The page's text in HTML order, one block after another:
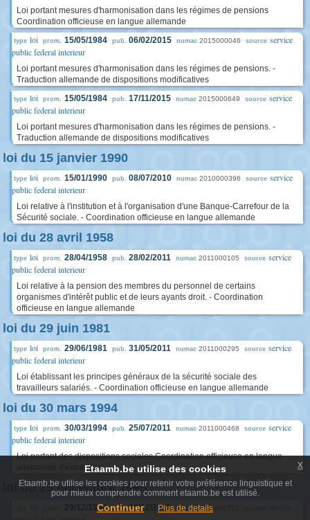
Loi portant mesures d'harmonisation dans les régimes de pensions
Coordination officieuse en langue allemande
type loi prom. 15/05/1984 pub. 06/02/2015 numac 2015000046 source service
public federal interieur
Loi portant mesures d'harmonisation dans les régimes de pensions. -
Traduction allemande de dispositions modificatives
type loi prom. 15/05/1984 pub. 17/11/2015 numac 2015000649 source service
public federal interieur
Loi portant mesures d'harmonisation dans les régimes de pensions. -
Traduction allemande de dispositions modificatives
loi du 15 janvier 1990
type loi prom. 15/01/1990 pub. 08/07/2010 numac 2010000396 source service
public federal interieur
Loi relative à l'institution et à l'organisation d'une Banque-Carrefour de la
Sécurité sociale. - Coordination officieuse en langue allemande
loi du 28 avril 1958
type loi prom. 28/04/1958 pub. 28/02/2011 numac 2011000105 source service
public federal interieur
Loi relative à la pension des membres du personnel de certains
organismes d'intérêt public et de leurs ayants droit. - Coordination
officieuse en langue allemande
loi du 29 juin 1981
type loi prom. 29/06/1981 pub. 31/05/2011 numac 2011000295 source service
public federal interieur
Loi établissant les principes généraux de la sécurité sociale des
travailleurs salariés. - Coordination officieuse en langue allemande
loi du 30 mars 1994
type loi prom. 30/03/1994 pub. 25/07/2011 numac 2011000468 source service
public federal interieur
Loi portant des dispositions sociales Coordination officieuse en langue
allemande d'extraits
loi du 29 décembre 1990
29/12/1990 pub.02/12/2011 numac2011000753
Etaamb.be utilise des cookies
Etaamb.be utilise les cookies pour retenir votre préférence linguistique et
pour mieux comprendre comment etaamb.be est utilisé.
Continuer Plus de details
x